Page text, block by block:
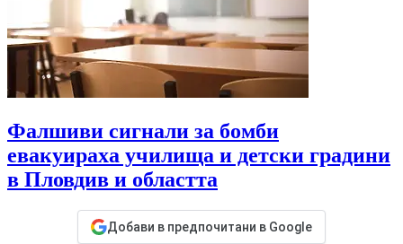
Фалшиви сигнали за бомби
евакуираха училища и детски градини
в Пловдив и областта
Добави в предпочитани в Google